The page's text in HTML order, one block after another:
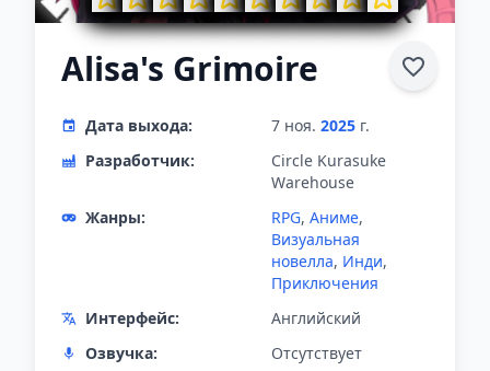
Alisa's Grimoire
Дата выхода: 7 ноя. 2025 г.
Разработчик:
Circle Kurasuke
Warehouse
Жанры:
RPG, Аниме,
Визуальная
новелла, Инди,
Приключения
Интерфейс:
Английский
Озвучка:
Отсутствует